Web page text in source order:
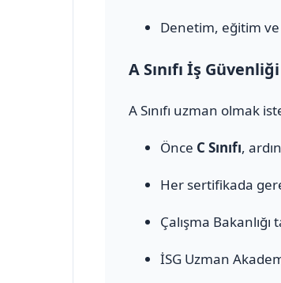
Denetim, eğitim
A Sınıfı İş
A Sınıfı uzman olmak
Önce C Sınıfı,
Her sertifikada
Çalışma
İSG Uzman